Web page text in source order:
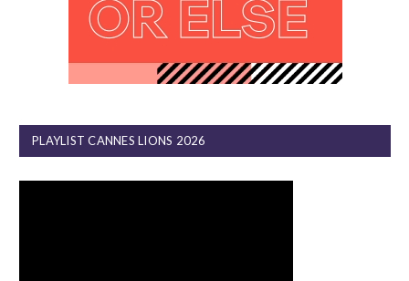
PLAYLIST CANNES LIONS 2026